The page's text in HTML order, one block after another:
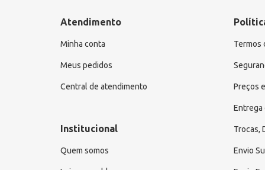
Atendimento
Minha conta
Meus pedidos
Central de atendimento
Institucional
Quem somos
Termos
Preços
Entrega
Trocas,
Envio